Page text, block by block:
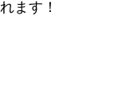
ます！